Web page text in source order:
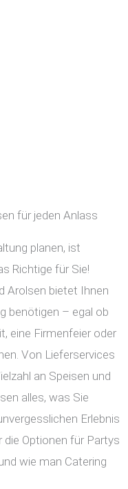
für jeden Anlass
planen, ist
Richtige für Sie!
Arolsen bietet Ihnen
benötigen – egal ob
eine Firmenfeier oder
Von Lieferservices
an Speisen und
alles, was Sie
Erlebnis
die Optionen für Partys
wie man Catering